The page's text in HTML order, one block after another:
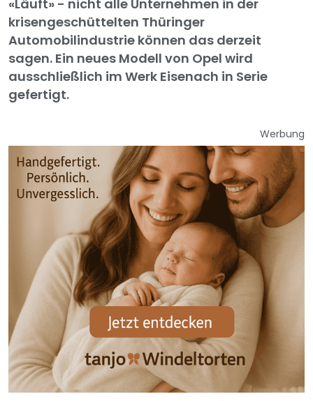
«Läuft» - nicht alle Unternehmen in der
krisengeschüttelten Thüringer
Automobilindustrie können das derzeit
sagen. Ein neues Modell von Opel wird
ausschließlich im Werk Eisenach in Serie
gefertigt.
Werbung